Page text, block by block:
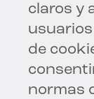
claros y
de
normas